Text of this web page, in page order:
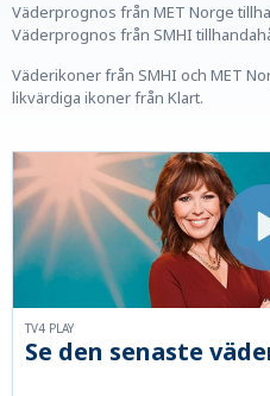
Väderprognos från MET Norge
Väderprognos från SMHI
Väderikoner från SMHI och MET
likvärdiga ikoner från Klart.
Se den senaste
TV4 PLAY